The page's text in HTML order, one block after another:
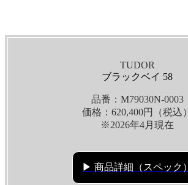
TUDOR
ブラックベイ 58
品番：M79030N-0003
価格：620,400円（税込）
※2026年4月現在
▶ 商品詳細（スペック）